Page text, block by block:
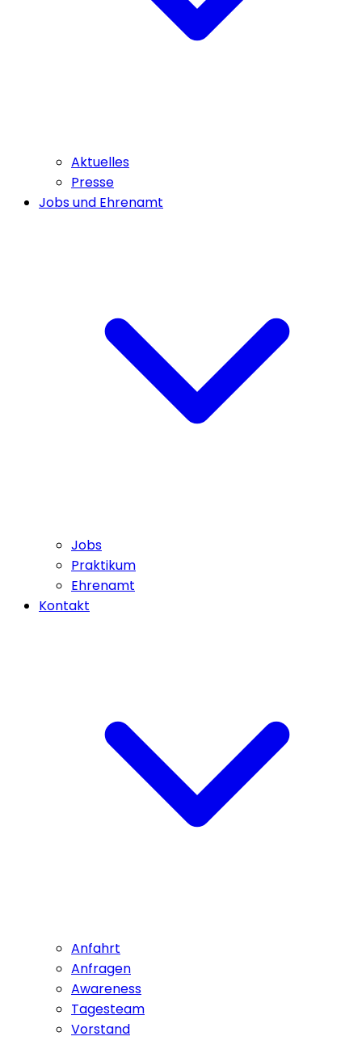
Aktuelles
Presse
Jobs und Ehrenamt
Jobs
Praktikum
Ehrenamt
Kontakt
Anfahrt
Anfragen
Awareness
Tagesteam
Vorstand